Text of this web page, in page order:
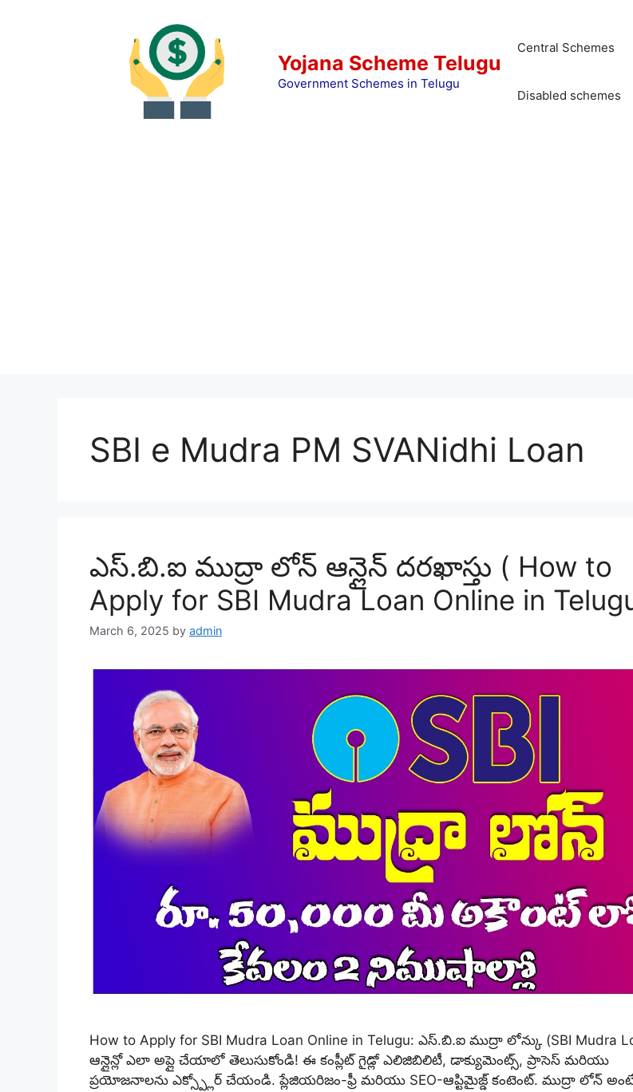
Yojana Scheme Telugu
Government Schemes in Telugu
Central Schemes
Disabled schemes
SBI e Mudra PM SVANidhi Loan
ఎస్.బి.ఐ ముద్రా లోన్ ఆన్లైన్ దరఖాస్తు ( How to
Apply for SBI Mudra Loan Online in
March 6, 2025 by admin
How to Apply for SBI Mudra Loan Online in Telugu: ఎస్.బి.ఐ ముద్రా లోన్కు (SBI Mudra
ఆన్లైన్లో ఎలా అప్లై చేయాలో తెలుసుకోండి! ఈ కంప్లీట్ గైడ్లో ఎలిజిబిలిటీ, డాక్యుమెంట్స్, ప్రాసెస్ మరియు
ప్రయోజనాలను ఎక్స్ప్లోర్ చేయండి. ప్లేజియరిజం-ఫ్రీ మరియు SEO-ఆప్టిమైజ్డ్ కంటెంట్. ముద్రా లోన్